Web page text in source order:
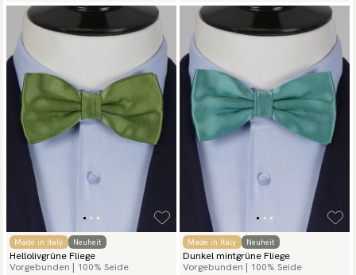
Made in Italy Neuheit
Hellolivgrüne Fliege
Vorgebunden | 100% Seide
Made in Italy Neuheit
Dunkel mintgrüne Fliege
Vorgebunden | 100% Seide